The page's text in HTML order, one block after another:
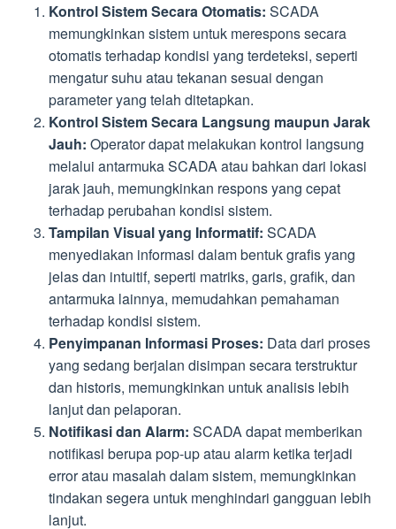
Kontrol Sistem Secara Otomatis: SCADA
memungkinkan sistem untuk merespons secara
otomatis terhadap kondisi yang terdeteksi, seperti
mengatur suhu atau tekanan sesuai dengan
parameter yang telah ditetapkan.
Kontrol Sistem Secara Langsung maupun Jarak
Jauh: Operator dapat melakukan kontrol langsung
melalui antarmuka SCADA atau bahkan dari lokasi
jarak jauh, memungkinkan respons yang cepat
terhadap perubahan kondisi sistem.
Tampilan Visual yang Informatif: SCADA
menyediakan informasi dalam bentuk grafis yang
jelas dan intuitif, seperti matriks, garis, grafik, dan
antarmuka lainnya, memudahkan pemahaman
terhadap kondisi sistem.
Penyimpanan Informasi Proses: Data dari proses
yang sedang berjalan disimpan secara terstruktur
dan historis, memungkinkan untuk analisis lebih
lanjut dan pelaporan.
Notifikasi dan Alarm: SCADA dapat memberikan
notifikasi berupa pop-up atau alarm ketika terjadi
error atau masalah dalam sistem, memungkinkan
tindakan segera untuk menghindari gangguan lebih
lanjut.